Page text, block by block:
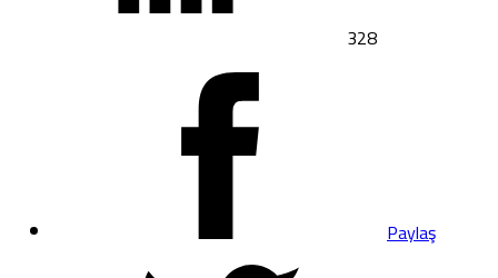
328
Paylaş